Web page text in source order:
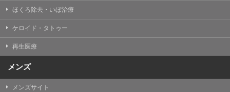
ほくろ除去・いぼ治療
ケロイド・タトゥー
再生医療
メンズ
メンズサイト